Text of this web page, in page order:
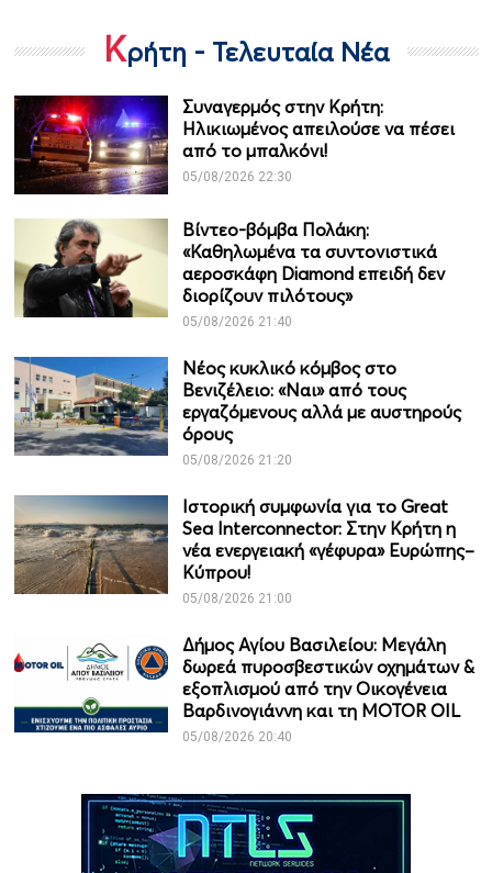
Κρήτη - Τελευταία Νέα
Συναγερμός στην Κρήτη:
Ηλικιωμένος απειλούσε να πέσει
από το μπαλκόνι!
05/08/2026 22:30
Βίντεο-βόμβα Πολάκη:
«Καθηλωμένα τα συντονιστικά
αεροσκάφη Diamond επειδή δεν
διορίζουν πιλότους»
05/08/2026 21:40
Νέος κυκλικό κόμβος στο
Βενιζέλειο: «Ναι» από τους
εργαζόμενους αλλά με αυστηρούς
όρους
05/08/2026 21:20
Ιστορική συμφωνία για το Great
Sea Interconnector: Στην Κρήτη η
νέα ενεργειακή «γέφυρα» Ευρώπης–
Κύπρου!
05/08/2026 21:00
Δήμος Αγίου Βασιλείου: Μεγάλη
δωρεά πυροσβεστικών οχημάτων &
εξοπλισμού από την Οικογένεια
Βαρδινογιάννη και τη MOTOR OIL
05/08/2026 20:40